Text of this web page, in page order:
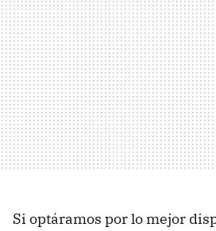
Si optáramos por lo mejor